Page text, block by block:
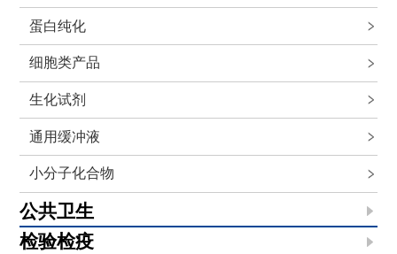
蛋白纯化
细胞类产品
生化试剂
通用缓冲液
小分子化合物
公共卫生
检验检疫